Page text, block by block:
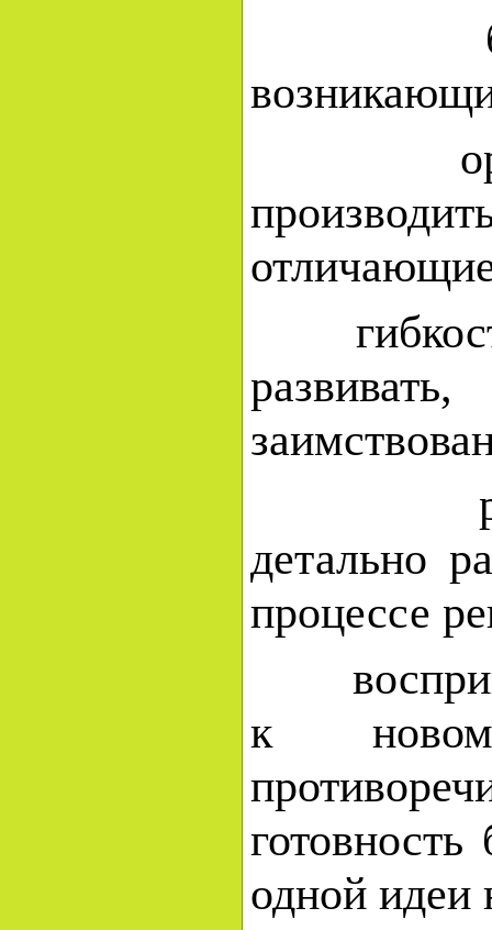
детально
процессе
к
одной идеи